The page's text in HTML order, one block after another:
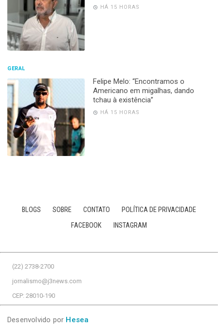
HÁ 15 HORAS
GERAL
Felipe Melo: “Encontramos o
Americano em migalhas, dando
tchau à existência”
HÁ 15 HORAS
BLOGS SOBRE CONTATO
POLÍTICA DE PRIVACIDADE
FACEBOOK
INSTAGRAM
(22) 2738-2700
jornalismo@j3news.com
CEP: 28010-190
Desenvolvido por Hesea